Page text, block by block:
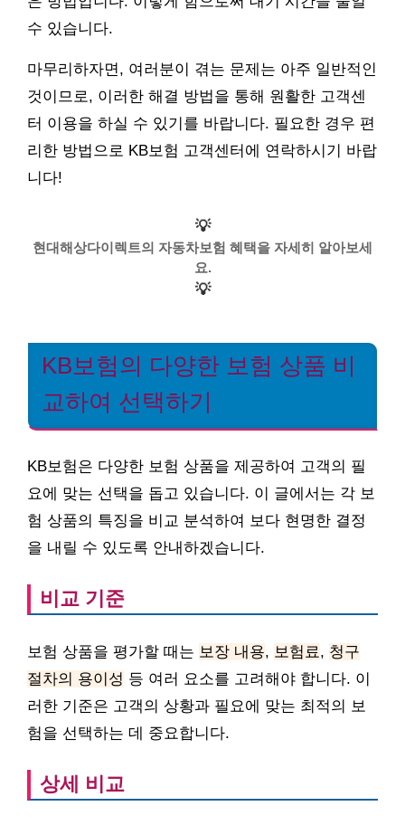
수 있습니다.
마무리하자면, 여러분이 겪는 문제는 아주 일반적인
것이므로, 이러한 해결 방법을 통해 원활한 고객센
터 이용을 하실 수 있기를 바랍니다. 필요한 경우 편
리한 방법으로 KB보험 고객센터에 연락하시기 바랍
니다!
💡
현대해상다이렉트의 자동차보험 혜택을 자세히 알아보세
요.
💡
KB보험의 다양한 보험 상품 비
교하여 선택하기
KB보험은 다양한 보험 상품을 제공하여 고객의 필
요에 맞는 선택을 돕고 있습니다. 이 글에서는 각 보
험 상품의 특징을 비교 분석하여 보다 현명한 결정
을 내릴 수 있도록 안내하겠습니다.
비교 기준
보험 상품을 평가할 때는 보장 내용, 보험료, 청구
절차의 용이성 등 여러 요소를 고려해야 합니다. 이
러한 기준은 고객의 상황과 필요에 맞는 최적의 보
험을 선택하는 데 중요합니다.
상세 비교